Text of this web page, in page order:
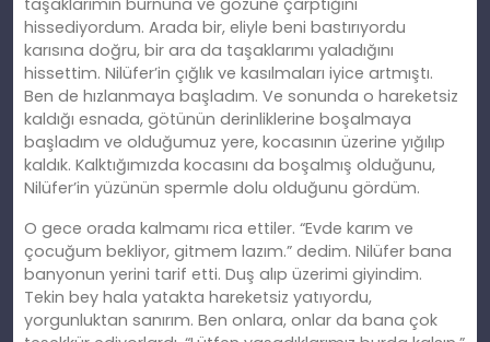
taşaklarımın burnuna ve gözüne çarptığını
hissediyordum. Arada bir, eliyle beni bastırıyordu
karısına doğru, bir ara da taşaklarımı yaladığını
hissettim. Nilüfer’in çığlık ve kasılmaları iyice artmıştı.
Ben de hızlanmaya başladım. Ve sonunda o hareketsiz
kaldığı esnada, götünün derinliklerine boşalmaya
başladım ve olduğumuz yere, kocasının üzerine yığılıp
kaldık. Kalktığımızda kocasını da boşalmış olduğunu,
Nilüfer’in yüzünün spermle dolu olduğunu gördüm.
O gece orada kalmamı rica ettiler. “Evde karım ve
çocuğum bekliyor, gitmem lazım.” dedim. Nilüfer bana
banyonun yerini tarif etti. Duş alıp üzerimi giyindim.
Tekin bey hala yatakta hareketsiz yatıyordu,
yorgunluktan sanırım. Ben onlara, onlar da bana çok